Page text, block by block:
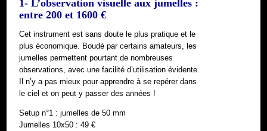
1- L’observation visuelle aux jumelles :
entre 200 et 1600 €
Cet instrument est sans doute le plus pratique et le
plus économique. Boudé par certains amateurs, les
jumelles permettent pourtant de nombreuses
observations, avec une facilité d’utilisation évidente.
Il n’y a pas mieux pour apprendre à se repérer dans
le ciel et on peut y passer des années !
Setup n°1 : jumelles de 50 mm
Jumelles 10x50 : 49 €